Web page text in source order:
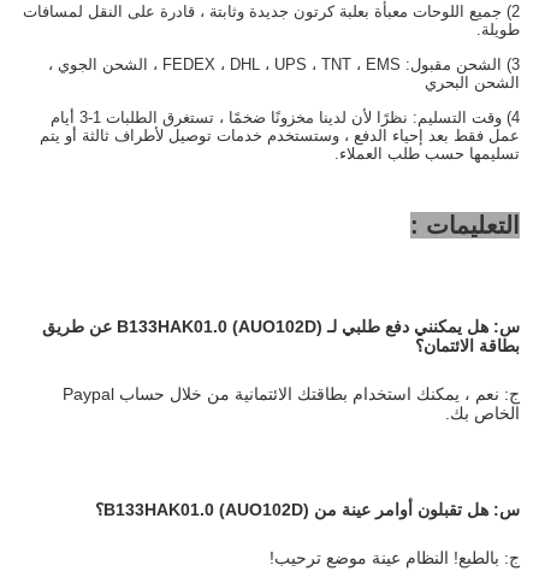
2) جميع اللوحات معبأة بعلبة كرتون جديدة وثابتة ، قادرة على النقل لمسافات
طويلة.
3) الشحن مقبول: FEDEX ، DHL ، UPS ، TNT ، EMS ، الشحن الجوي ،
الشحن البحري
4) وقت التسليم: نظرًا لأن لدينا مخزونًا ضخمًا ، تستغرق الطلبات 1-3 أيام
عمل فقط بعد إحياء الدفع ، وستستخدم خدمات توصيل لأطراف ثالثة أو يتم
تسليمها حسب طلب العملاء.
التعليمات :
س: هل يمكنني دفع طلبي لـ B133HAK01.0 (AUO102D)
عن طريق
بطاقة الائتمان؟
ج: نعم ، يمكنك استخدام بطاقتك الائتمانية من خلال حساب Paypal
الخاص بك.
س: هل تقبلون أوامر عينة من B133HAK01.0 (AUO102D)؟
ج: بالطبع! النظام عينة موضع ترحيب!